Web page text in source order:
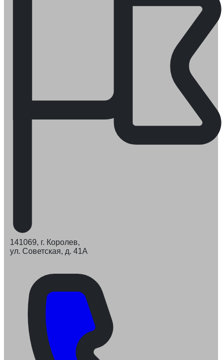
141069, г. Королев,
ул. Советская, д. 41А